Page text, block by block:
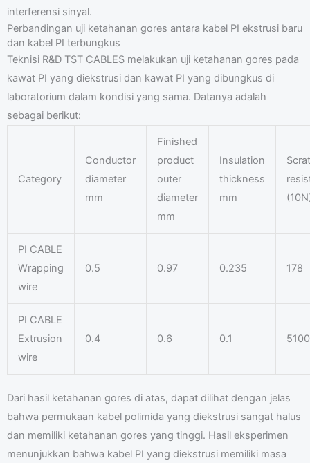
interferensi sinyal.
Perbandingan uji ketahanan gores antara kabel PI ekstrusi baru
dan kabel PI terbungkus
Teknisi R&D TST CABLES melakukan uji ketahanan gores pada
kawat PI yang diekstrusi dan kawat PI yang dibungkus di
laboratorium dalam kondisi yang sama. Datanya adalah
sebagai berikut:
Category
Conductor
diameter
mm
Finished
product
outer
diameter
mm
Insulation
thickness
mm
PI CABLE
Wrapping
wire
0.5 0.97 0.235 178
PI CABLE
Extrusion
wire
0.4 0.6 0.1 5100
Dari hasil ketahanan gores di atas, dapat dilihat dengan jelas
bahwa permukaan kabel polimida yang diekstrusi sangat halus
dan memiliki ketahanan gores yang tinggi. Hasil eksperimen
menunjukkan bahwa kabel PI yang diekstrusi memiliki masa